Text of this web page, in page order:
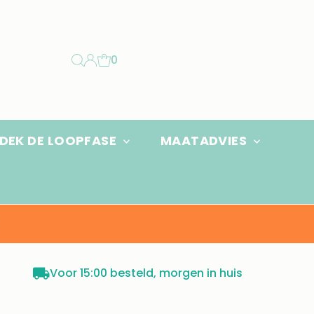
0
DE LOOPFASE MAATADVIES
Voor 15:00 besteld, morgen in huis